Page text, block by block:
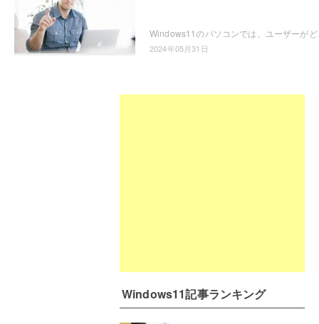
Windows11のパソコンでは、ユー
2024年05月31日
Windows11記事ランキング